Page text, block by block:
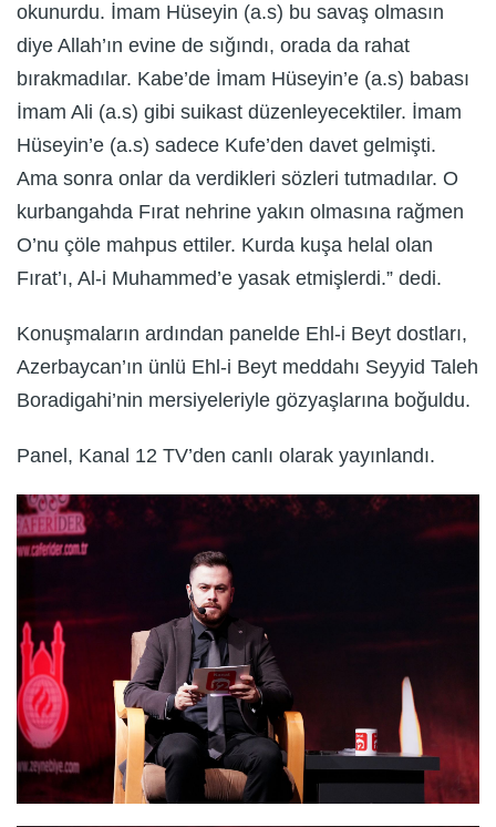
okunurdu. İmam Hüseyin (a.s) bu savaş olmasın
diye Allah’ın evine de sığındı, orada da rahat
bırakmadılar. Kabe’de İmam Hüseyin’e (a.s) babası
İmam Ali (a.s) gibi suikast düzenleyecektiler. İmam
Hüseyin’e (a.s) sadece Kufe’den davet gelmişti.
Ama sonra onlar da verdikleri sözleri tutmadılar. O
kurbangahda Fırat nehrine yakın olmasına rağmen
O’nu çöle mahpus ettiler. Kurda kuşa helal olan
Fırat’ı, Al-i Muhammed’e yasak etmişlerdi.” dedi.
Konuşmaların ardından panelde Ehl-i Beyt dostları,
Azerbaycan’ın ünlü Ehl-i Beyt meddahı Seyyid Taleh
Boradigahi’nin mersiyeleriyle gözyaşlarına boğuldu.
Panel, Kanal 12 TV’den canlı olarak yayınlandı.